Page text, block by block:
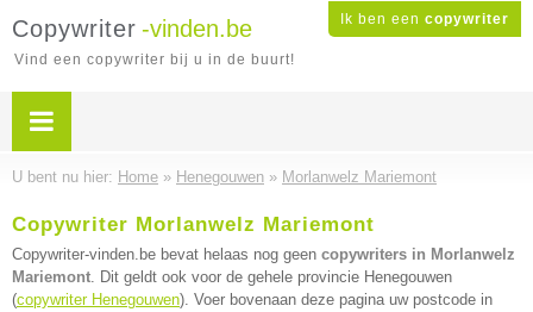
Ik ben een copywriter
Copywriter -vinden.be
Vind een copywriter bij u in de buurt!
U bent nu hier: Home » Henegouwen » Morlanwelz Mariemont
Copywriter Morlanwelz Mariemont
Copywriter-vinden.be bevat helaas nog geen copywriters in Morlanwelz
Mariemont. Dit geldt ook voor de gehele provincie Henegouwen
(copywriter Henegouwen). Voer bovenaan deze pagina uw postcode in